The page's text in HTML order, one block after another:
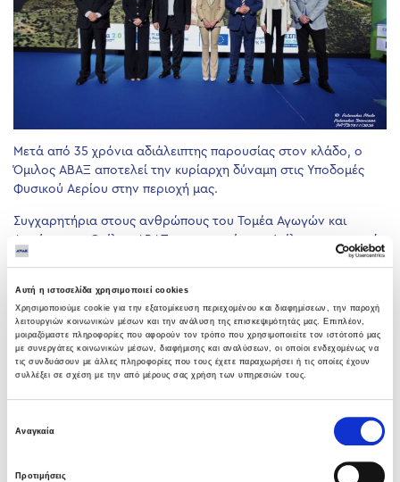
Αυτή η ιστοσελίδα χρησιμοποιεί cookies
Χρησιμοποιούμε cookie για την εξατομίκευση περιεχομένου και διαφημίσεων, την παροχή
λειτουργιών κοινωνικών μέσων και την ανάλυση της επισκεψιμότητάς μας. Επιπλέον,
μοιραζόμαστε πληροφορίες που αφορούν τον τρόπο που χρησιμοποιείτε τον ιστότοπό μας
με συνεργάτες κοινωνικών μέσων, διαφήμισης και αναλύσεων, οι οποίοι ενδεχομένως να
τις συνδυάσουν με άλλες πληροφορίες που τους έχετε παραχωρήσει ή τις οποίες έχουν
συλλέξει σε σχέση με την από μέρους σας χρήση των υπηρεσιών τους.
συγκατάθεσης
Αναγκαία
Προτιμήσεις
Μετά από 35 χρόνια αδιάλειπτης παρουσίας στον κλάδο, ο
Όμιλος ΑΒΑΞ αποτελεί την κυρίαρχη δύναμη στις Υποδομές
Φυσικού Αερίου στην περιοχή μας.
Συγχαρητήρια στους ανθρώπους του Τομέα Αγωγών και
Δικτύων του Ομίλου ΑΒΑΞ στους οποίους οφείλεται η επιτυχής
ολοκλήρωση και αυτού του Έργου.
PREVIOUS NEXT